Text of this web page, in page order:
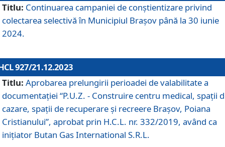
Titlu: Continuarea campaniei de conștientizare privind
colectarea selectivă în Municipiul Braşov până la 30 iunie
2024.
927/21.12.2023
Titlu: Aprobarea prelungirii perioadei de valabilitate a
documentaţiei “P.U.Z. - Construire centru medical, spații
cazare, spații de recuperare și recreere Brașov, Poiana
Cristianului”, aprobat prin H.C.L. nr. 332/2019, având ca
inițiator Butan Gas International S.R.L.